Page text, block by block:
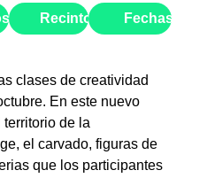
Recinto Fechas
clases de creatividad
En este nuevo
de la
el carvado, figuras de
que los participantes